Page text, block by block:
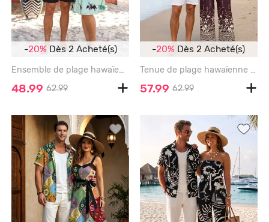
-20% Dès 2 Acheté(s)
Ensemble de plage hawaïen assorti pour couples avec motif cocotier, dinosaure et soleil - LIGHT GREEN
48.99 62.99
-20% Dès 2 Acheté(s)
Tenue de plage hawaïenne assortie pour couple avec imprimé ethnique fleurs et plantes - DEEP BROWN
57.99 62.99